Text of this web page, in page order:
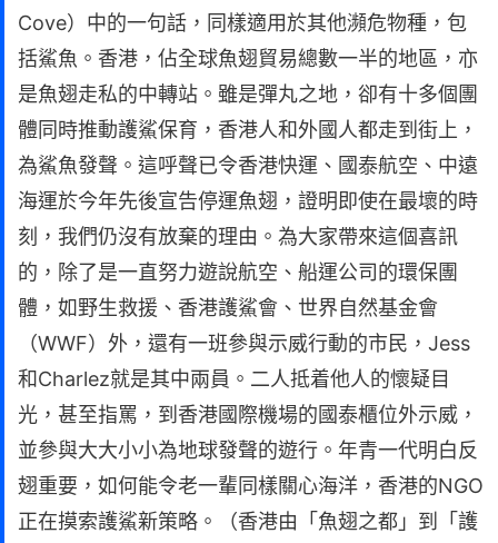
Cove）中的一句話，同樣適用於其他瀕危物種，包
括鯊魚。香港，佔全球魚翅貿易總數一半的地區，亦
是魚翅走私的中轉站。雖是彈丸之地，卻有十多個團
體同時推動護鯊保育，香港人和外國人都走到街上，
為鯊魚發聲。這呼聲已令香港快運、國泰航空、中遠
海運於今年先後宣告停運魚翅，證明即使在最壞的時
刻，我們仍沒有放棄的理由。為大家帶來這個喜訊
的，除了是一直努力遊說航空、船運公司的環保團
體，如野生救援、香港護鯊會、世界自然基金會
（WWF）外，還有一班參與示威行動的市民，Jess
和Charlez就是其中兩員。二人抵着他人的懷疑目
光，甚至指罵，到香港國際機場的國泰櫃位外示威，
並參與大大小小為地球發聲的遊行。年青一代明白反
翅重要，如何能令老一輩同樣關心海洋，香港的NGO
正在摸索護鯊新策略。（香港由「魚翅之都」到「護